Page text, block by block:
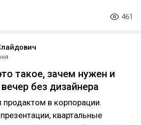
461
такое, зачем нужен и
без дизайнера
продактом в корпорации.
квартальные